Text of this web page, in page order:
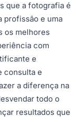
que a fotografia é
profissão e uma
os melhores
com
e
consulta e
a diferença na
todo o
resultados que